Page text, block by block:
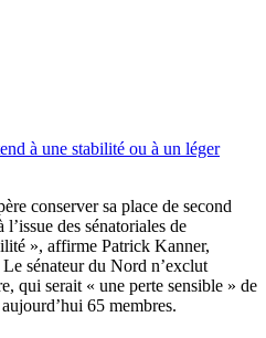
à une stabilité ou à un léger
conserver sa place de second
des sénatoriales de
», affirme Patrick Kanner,
sénateur du Nord n’exclut
qui serait « une perte sensible » de
65 membres.